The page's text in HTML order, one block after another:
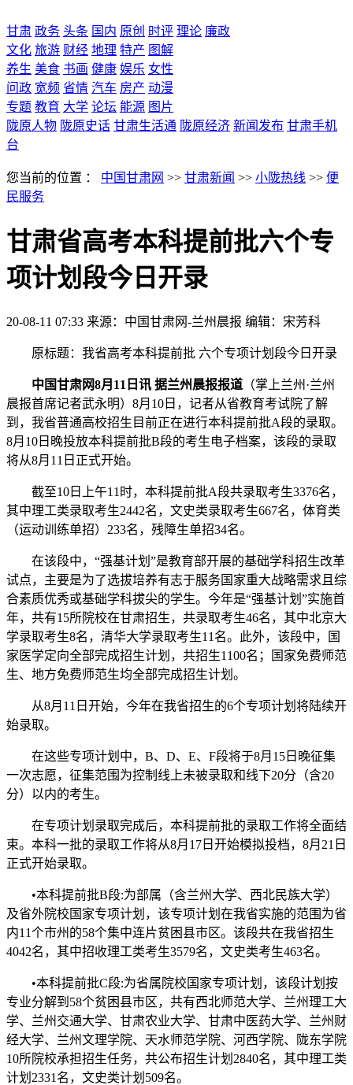
甘肃 政务 头条 国内 原创 时评 理论 廉政
文化 旅游 财经 地理 特产 图解
养生 美食 书画 健康 娱乐 女性
问政 宽频 省情 汽车 房产 动漫
专题 教育 大学 论坛 能源 图片
陇原人物 陇原史话 甘肃生活通 陇原经济 新闻发布 甘肃手机
台
您当前的位置 ： 中国甘肃网 >> 甘肃新闻 >> 小陇热线 >> 便
民服务
甘肃省高考本科提前批六个专
项计划段今日开录
20-08-11 07:33 来源：中国甘肃网-兰州晨报 编辑：宋芳科
原标题：我省高考本科提前批 六个专项计划段今日开录
中国甘肃网8月11日讯 据兰州晨报报道 （掌上兰州·兰州
晨报首席记者武永明）8月10日，记者从省教育考试院了解
到，我省普通高校招生目前正在进行本科提前批A段的录取。
8月10日晚投放本科提前批B段的考生电子档案，该段的录取
将从8月11日正式开始。
截至10日上午11时，本科提前批A段共录取考生3376名，
其中理工类录取考生2442名，文史类录取考生667名，体育类
（运动训练单招）233名，残障生单招34名。
在该段中，“强基计划”是教育部开展的基础学科招生改革
试点，主要是为了选拔培养有志于服务国家重大战略需求且综
合素质优秀或基础学科拔尖的学生。今年是“强基计划”实施首
年，共有15所院校在甘肃招生，共录取考生46名，其中北京大
学录取考生8名，清华大学录取考生11名。此外，该段中，国
家医学定向全部完成招生计划，共招生1100名；国家免费师范
生、地方免费师范生均全部完成招生计划。
从8月11日开始，今年在我省招生的6个专项计划将陆续开
始录取。
在这些专项计划中，B、D、E、F段将于8月15日晚征集
一次志愿，征集范围为控制线上未被录取和线下20分（含20
分）以内的考生。
在专项计划录取完成后，本科提前批的录取工作将全面结
束。本科一批的录取工作将从8月17日开始模拟投档，8月21日
正式开始录取。
•本科提前批B段:为部属（含兰州大学、西北民族大学）
及省外院校国家专项计划，该专项计划在我省实施的范围为省
内11个市州的58个集中连片贫困县市区。该段共在我省招生
4042名，其中招收理工类考生3579名，文史类考生463名。
•本科提前批C段:为省属院校国家专项计划，该段计划按
专业分解到58个贫困县市区，共有西北师范大学、兰州理工大
学、兰州交通大学、甘肃农业大学、甘肃中医药大学、兰州财
经大学、兰州文理学院、天水师范学院、河西学院、陇东学院
10所院校承担招生任务，共公布招生计划2840名，其中理工类
计划2331名，文史类计划509名。